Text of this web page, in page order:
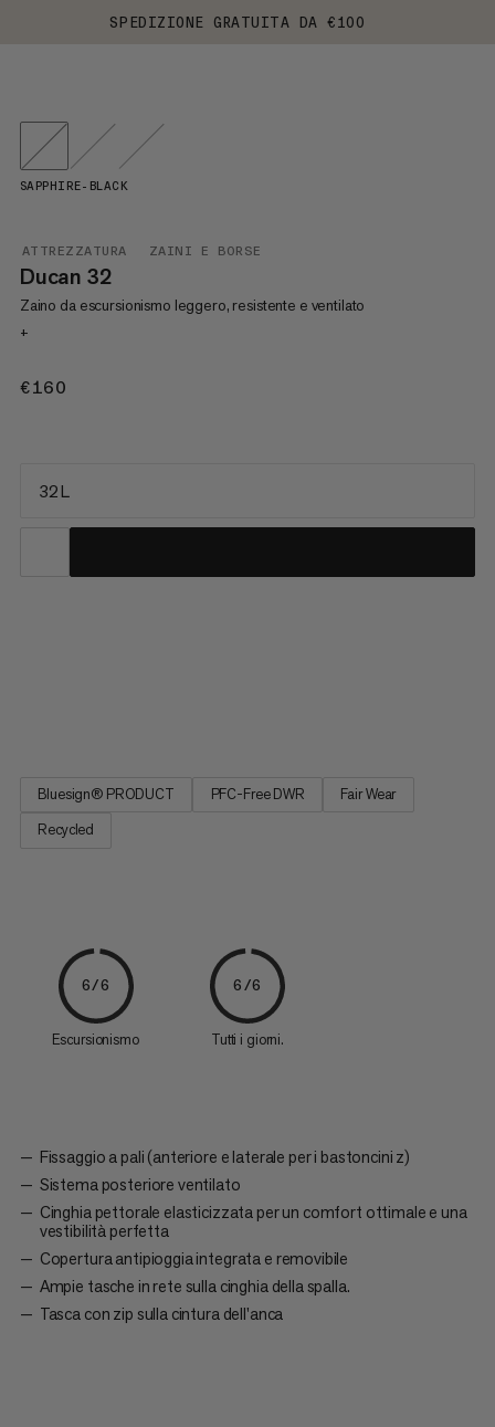
SPEDIZIONE GRATUITA DA €100
ATTREZZATURA ZAINI E BORSE
Ducan 32
Zaino da escursionismo leggero, resistente e ventilato
+
€160
SAPPHIRE-BLACK
32 L
Bluesign® PRODUCT PFC-Free DWR
Fair Wear
Recycled
6/6
Escursionismo
6/6
Tutti i giorni.
Fissaggio a pali (anteriore e laterale per i bastoncini z)
Sistema posteriore ventilato
Cinghia pettorale elasticizzata per un comfort ottimale e una
vestibilità perfetta
Copertura antipioggia integrata e removibile
Ampie tasche in rete sulla cinghia della spalla.
Tasca con zip sulla cintura dell'anca